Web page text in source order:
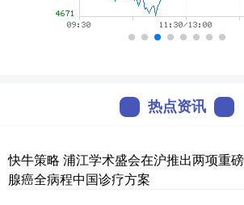
热点资讯
快牛策略 浦江学术盛会在沪推出两项重
腺癌全病程中国诊疗方案